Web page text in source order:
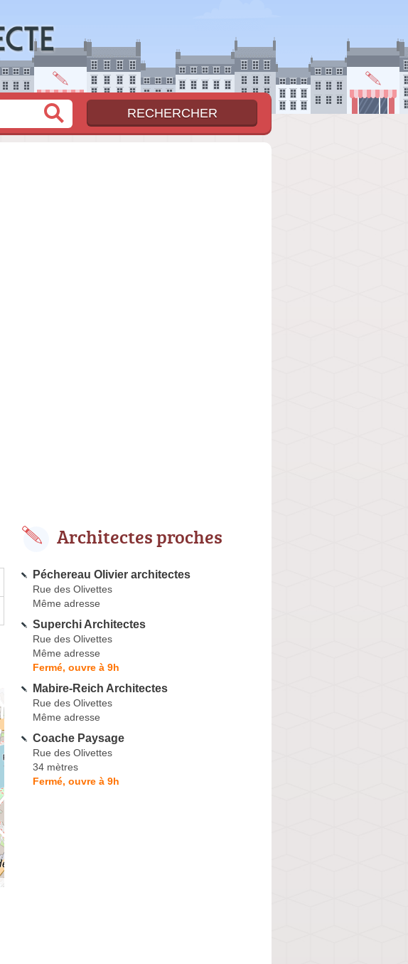
Architectes proches
Péchereau Olivier architectes
Rue des Olivettes
Même adresse
Superchi Architectes
Rue des Olivettes
Même adresse
Fermé, ouvre à 9h
Mabire-Reich Architectes
Rue des Olivettes
Même adresse
Coache Paysage
Rue des Olivettes
34 mètres
Fermé, ouvre à 9h